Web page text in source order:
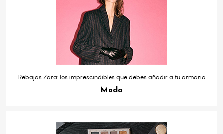
Rebajas Zara: los imprescindibles que debes añadir a tu armario
Moda